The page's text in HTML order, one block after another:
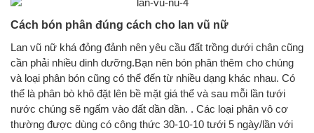
Cách bón phân đúng cách cho lan vũ nữ
Lan vũ nữ khá đỏng đảnh nên yêu cầu đất trồng dưới chân cũng
cần phải nhiều dinh dưỡng.Bạn nên bón phân thêm cho chúng
và loại phân bón cũng có thể đến từ nhiều dạng khác nhau. Có
thể là phân bò khô đặt lên bề mặt giá thể và sau mỗi lần tưới
nước chúng sẽ ngấm vào đất dần dần. . Các loại phân vô cơ
thường được dùng có công thức 30-10-10 tưới 5 ngày/lần với